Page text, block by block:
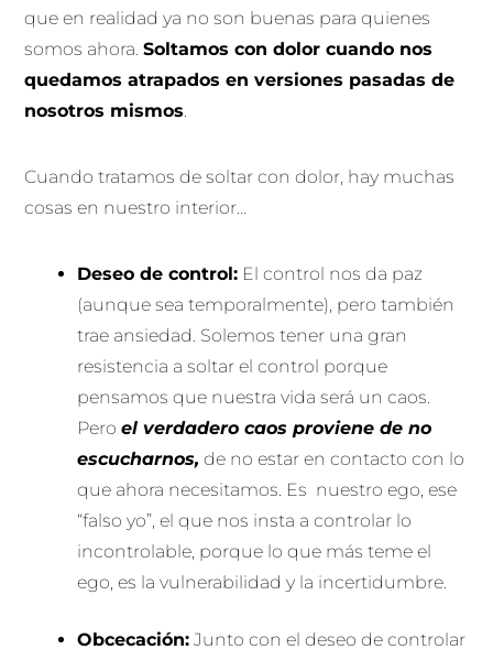
que en realidad ya no son buenas para quienes
somos ahora.Soltamos con dolor cuando nos
quedamos atrapados en versiones pasadas de
nosotros mismos.
Cuando tratamos de soltar con dolor, hay muchas
cosas en nuestro interior…
Deseo de control: El control nos da paz
(aunque sea temporalmente), pero también
trae ansiedad. Solemos tener una gran
resistencia a soltar el control porque
pensamos que nuestra vida será un caos.
Peroel verdadero caos proviene de no
escucharnos, de no estar en contacto con lo
que ahora necesitamos. Es nuestro ego, ese
“falso yo”, el que nos insta a controlar lo
incontrolable, porque lo que más teme el
ego, es la vulnerabilidad y la incertidumbre.
Obcecación: Junto con el deseo de controlar